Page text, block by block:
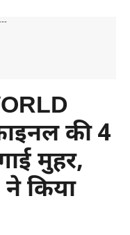
की 4
मुहर,
ने किया